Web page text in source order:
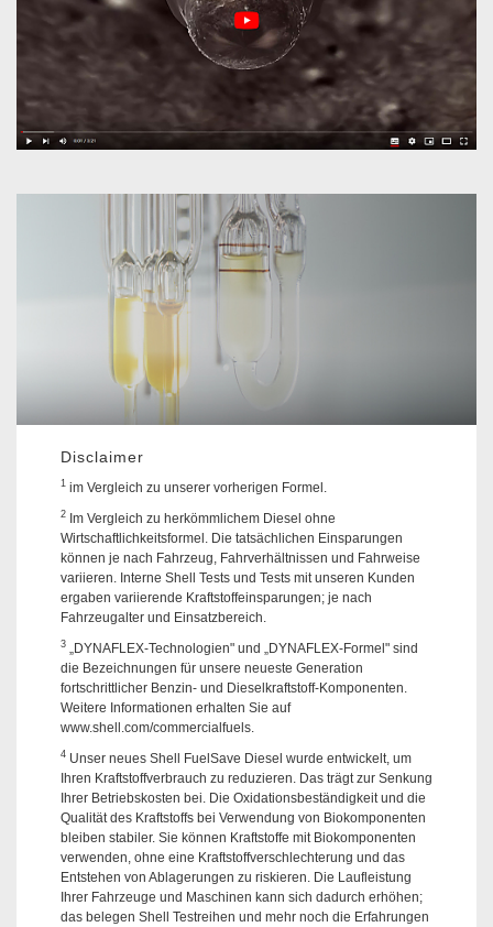
Disclaimer
1 im Vergleich zu unserer vorherigen Formel.
2 Im Vergleich zu herkömmlichem Diesel ohne
Wirtschaftlichkeitsformel. Die tatsächlichen Einsparungen
können je nach Fahrzeug, Fahrverhältnissen und Fahrweise
variieren. Interne Shell Tests und Tests mit unseren Kunden
ergaben variierende Kraftstoffeinsparungen; je nach
Fahrzeugalter und Einsatzbereich.
3 „DYNAFLEX-Technologien" und „DYNAFLEX-Formel" sind
die Bezeichnungen für unsere neueste Generation
fortschrittlicher Benzin- und Dieselkraftstoff-Komponenten.
Weitere Informationen erhalten Sie auf
www.shell.com/commercialfuels.
4 Unser neues Shell FuelSave Diesel wurde entwickelt, um
Ihren Kraftstoffverbrauch zu reduzieren. Das trägt zur Senkung
Ihrer Betriebskosten bei. Die Oxidationsbeständigkeit und die
Qualität des Kraftstoffs bei Verwendung von Biokomponenten
bleiben stabiler. Sie können Kraftstoffe mit Biokomponenten
verwenden, ohne eine Kraftstoffverschlechterung und das
Entstehen von Ablagerungen zu riskieren. Die Laufleistung
Ihrer Fahrzeuge und Maschinen kann sich dadurch erhöhen;
das belegen Shell Testreihen und mehr noch die Erfahrungen